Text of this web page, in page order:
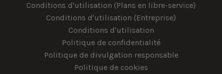
Conditions d'utilisation (Plans en libre-service)
Conditions d'utilisation (Entreprise)
Conditions d'utilisation
Politique de confidentialité
Politique de divulgation responsable
Politique de cookies